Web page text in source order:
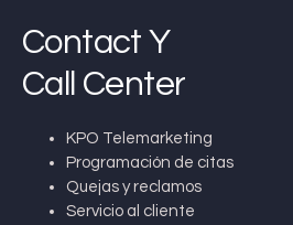
Contact Y
Call Center
KPO Telemarketing
Programación de citas
Quejas y reclamos
Servicio al cliente